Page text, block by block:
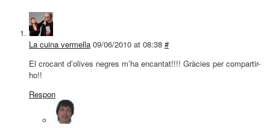
La cuina vermella 09/06/2010 at 08:38 #
El crocant d’olives negres m’ha encantat!!!! Gràcies per compartir-
ho!!
Respon